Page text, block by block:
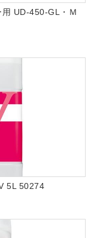
UD-450-GL・Ｍ
5L 50274